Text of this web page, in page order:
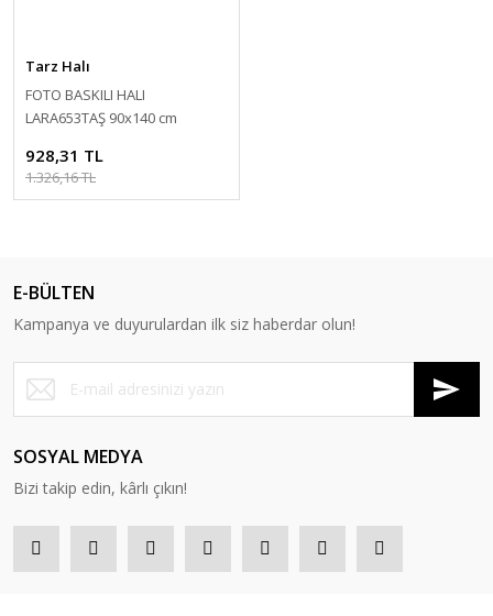
Tarz Halı
FOTO BASKILI HALI
LARA653TAŞ 90x140 cm
928,31 TL
1.326,16 TL
E-BÜLTEN
Kampanya ve duyurulardan ilk siz haberdar olun!
SOSYAL MEDYA
Bizi takip edin, kârlı çıkın!